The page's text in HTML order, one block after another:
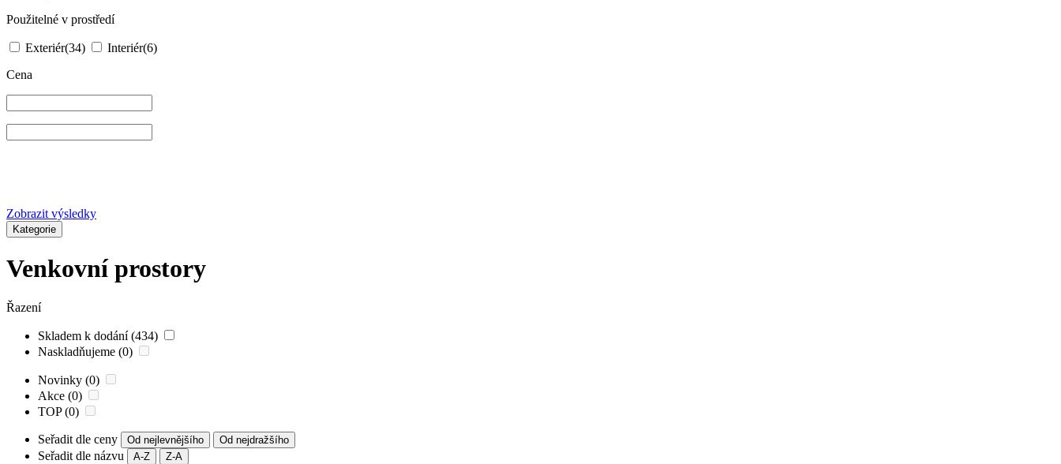
Použitelné v prostředí
Exteriér(34) Interiér(6)
Cena
Zobrazit výsledky
Kategorie
Venkovní prostory
Řazení
Skladem k dodání (434)
Naskladňujeme (0)
Novinky (0)
Akce (0)
TOP (0)
Seřadit dle ceny Od nejlevnějšího Od nejdražšího
Seřadit dle názvu A-Z Z-A